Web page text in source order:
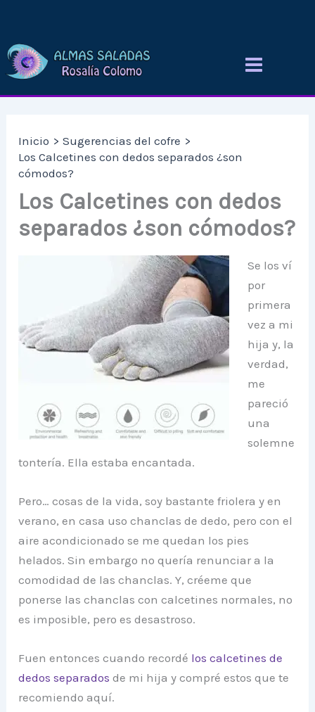
contenido
Inicio
Sugerencias del cofre
Los Calcetines con dedos separados ¿son
cómodos?
Los Calcetines con dedos
separados ¿son cómodos?
Se los ví
por
primera
vez a mi
hija y, la
verdad,
me
pareció
una
solemne
tontería. Ella estaba encantada.
Pero… cosas de la vida, soy bastante friolera y en
verano, en casa uso chanclas de dedo, pero con el
aire acondicionado se me quedan los pies
helados. Sin embargo no quería renunciar a la
comodidad de las chanclas. Y, créeme que
ponerse las chanclas con calcetines normales, no
es imposible, pero es desastroso.
Fuen entonces cuando recordé los calcetines de
dedos separados de mi hija y compré estos que te
recomiendo aquí.